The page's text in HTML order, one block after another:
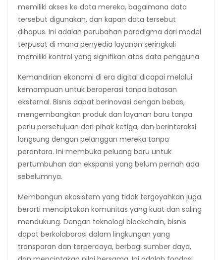
memiliki akses ke data mereka, bagaimana data
tersebut digunakan, dan kapan data tersebut
dihapus. Ini adalah perubahan paradigma dari model
terpusat di mana penyedia layanan seringkali
memiliki kontrol yang signifikan atas data pengguna.
Kemandirian ekonomi di era digital dicapai melalui
kemampuan untuk beroperasi tanpa batasan
eksternal. Bisnis dapat berinovasi dengan bebas,
mengembangkan produk dan layanan baru tanpa
perlu persetujuan dari pihak ketiga, dan berinteraksi
langsung dengan pelanggan mereka tanpa
perantara. Ini membuka peluang baru untuk
pertumbuhan dan ekspansi yang belum pernah ada
sebelumnya.
Membangun ekosistem yang tidak tergoyahkan juga
berarti menciptakan komunitas yang kuat dan saling
mendukung. Dengan teknologi blockchain, bisnis
dapat berkolaborasi dalam lingkungan yang
transparan dan terpercaya, berbagi sumber daya,